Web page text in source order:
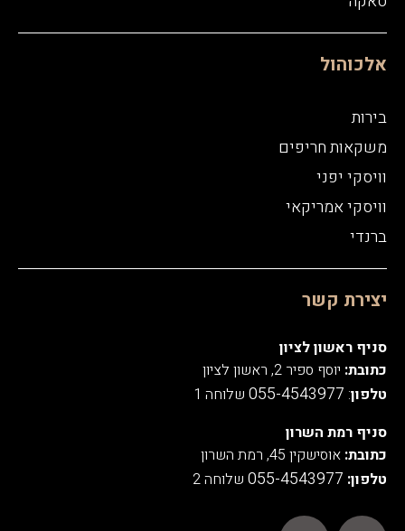
אלכוהול
בירות
משקאות חריפים
וויסקי יפני
וויסקי אמריקאי
ברנדי
יצירת קשר
סניף ראשון לציון
כתובת: יוסף ספיר 2, ראשון לציון
טלפון:
055-4543977 שלוחה 1
סניף רמת השרון
כתובת: אוסישקין 45, רמת השרון
טלפון: 055-4543977 שלוחה 2